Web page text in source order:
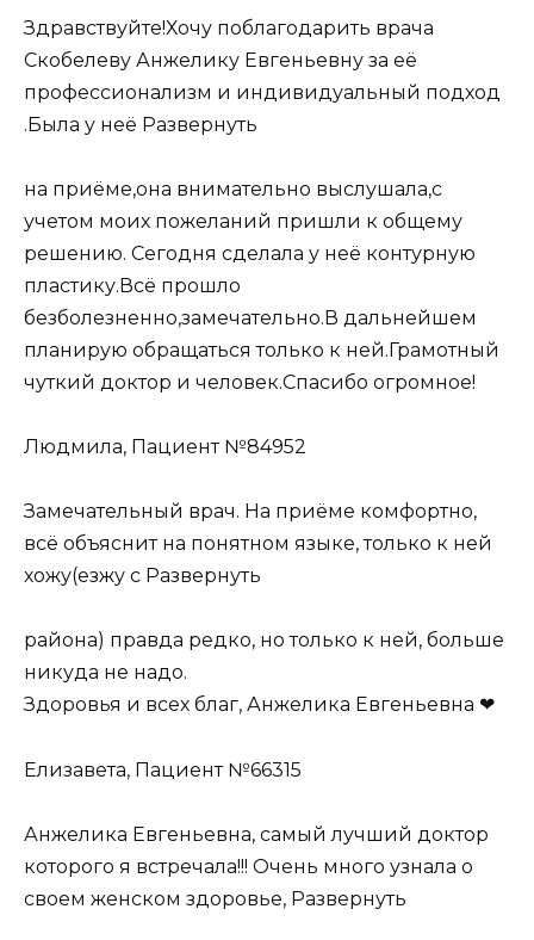
Здравствуйте!Хочу поблагодарить врача
Скобелеву Анжелику Евгеньевну за её
профессионализм и индивидуальный подход
.Была у неё Развернуть
на приёме,она внимательно выслушала,с
учетом моих пожеланий пришли к общему
решению. Сегодня сделала у неё контурную
пластику.Всё прошло
безболезненно,замечательно.В дальнейшем
планирую обращаться только к ней.Грамотный
чуткий доктор и человек.Спасибо огромное!
Людмила, Пациент №84952
Замечательный врач. На приёме комфортно,
всё объяснит на понятном языке, только к ней
хожу(езжу с Развернуть
района) правда редко, но только к ней, больше
никуда не надо.
Здоровья и всех благ, Анжелика Евгеньевна ❤
Елизавета, Пациент №66315
Анжелика Евгеньевна, самый лучший доктор
которого я встречала!!! Очень много узнала о
своем женском здоровье, Развернуть